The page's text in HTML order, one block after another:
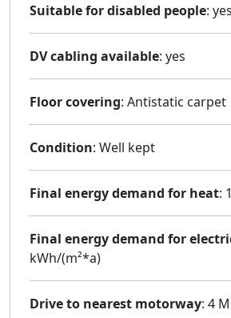
Suitable for disabled people: yes
DV cabling available: yes
Floor covering: Antistatic carpet
Condition: Well kept
Final energy demand for heat:
Final energy demand for
kWh/(m²*a)
Drive to nearest motorway: 4